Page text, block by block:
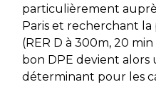
particulièrement
Paris et recherchant
(RER D à 300m, 20
bon DPE devient
déterminant pour les